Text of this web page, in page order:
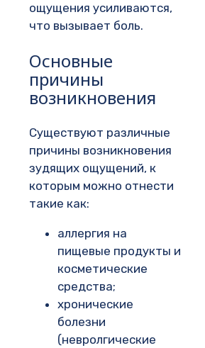
ощущения усиливаются,
что вызывает боль.
Основные
причины
возникновения
Существуют различные
причины возникновения
зудящих ощущений, к
которым можно отнести
такие как:
аллергия на
пищевые продукты и
косметические
средства;
хронические
болезни
(невролгические